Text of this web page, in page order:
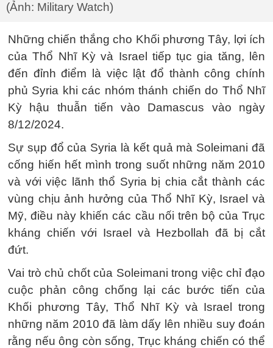
(Ảnh: Military Watch)
Những chiến thắng cho Khối phương Tây, lợi ích
của Thổ Nhĩ Kỳ và Israel tiếp tục gia tăng, lên
đến đỉnh điểm là việc lật đổ thành công chính
phủ Syria khi các nhóm thánh chiến do Thổ Nhĩ
Kỳ hậu thuẫn tiến vào Damascus vào ngày
8/12/2024.
Sự sụp đổ của Syria là kết quả mà Soleimani đã
cống hiến hết mình trong suốt những năm 2010
và với việc lãnh thổ Syria bị chia cắt thành các
vùng chịu ảnh hưởng của Thổ Nhĩ Kỳ, Israel và
Mỹ, điều này khiến các cầu nối trên bộ của Trục
kháng chiến với Israel và Hezbollah đã bị cắt
đứt.
Vai trò chủ chốt của Soleimani trong việc chỉ đạo
cuộc phản công chống lại các bước tiến của
Khối phương Tây, Thổ Nhĩ Kỳ và Israel trong
những năm 2010 đã làm dấy lên nhiều suy đoán
rằng nếu ông còn sống, Trục kháng chiến có thể